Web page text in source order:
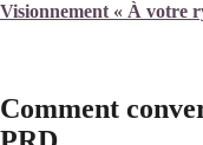
Visionnement « À votre
Comment